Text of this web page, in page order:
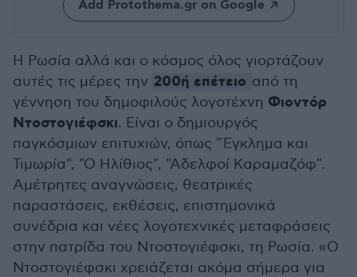
Add Protothema.gr on Google
Η Ρωσία αλλά και ο κόσμος όλος γιορτάζουν
αυτές τις μέρες την 200ή επέτειο από τη
γέννηση του δημοφιλούς λογοτέχνη Φιοντόρ
Ντοστογιέφσκι. Είναι ο δημιουργός
παγκόσμιων επιτυχιών, όπως "Έγκλημα και
Τιμωρία", "Ο Ηλίθιος", "Αδελφοί Καραμαζόφ".
Αμέτρητες αναγνώσεις, θεατρικές
παραστάσεις, εκθέσεις, επιστημονικά
συνέδρια και νέες λογοτεχνικές μεταφράσεις
στην πατρίδα του Ντοστογιέφσκι, τη Ρωσία. «Ο
Ντοστογιέφσκι χρειάζεται ακόμα σήμερα για